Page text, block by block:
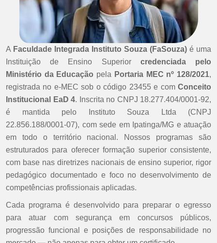
A Faculdade Integrada Instituto Souza (FaSouza) é uma
Instituição de Ensino Superior credenciada pelo
Ministério da Educação pela Portaria MEC nº 128/2021,
registrada no e-MEC sob o código 23455 e com Conceito
Institucional EaD 4. Inscrita no CNPJ 18.277.404/0001-92,
é mantida pelo Instituto Souza Ltda (CNPJ
22.856.188/0001-07), com sede em Ipatinga/MG e atuação
em todo o território nacional. Nossos programas são
estruturados para oferecer formação superior consistente,
com base nas diretrizes nacionais de ensino superior, rigor
pedagógico documentado e foco no desenvolvimento de
competências profissionais aplicadas.
Cada programa é desenvolvido para preparar o egresso
para atuar com segurança em concursos públicos,
progressão funcional e posições de responsabilidade no